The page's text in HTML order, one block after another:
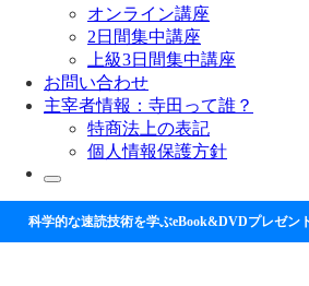
オンライン講座
2日間集中講座
上級3日間集中講座
お問い合わせ
主宰者情報：寺田って誰？
特商法上の表記
個人情報保護方針
科学的な速読技術を学ぶeBook&DVDプレゼン